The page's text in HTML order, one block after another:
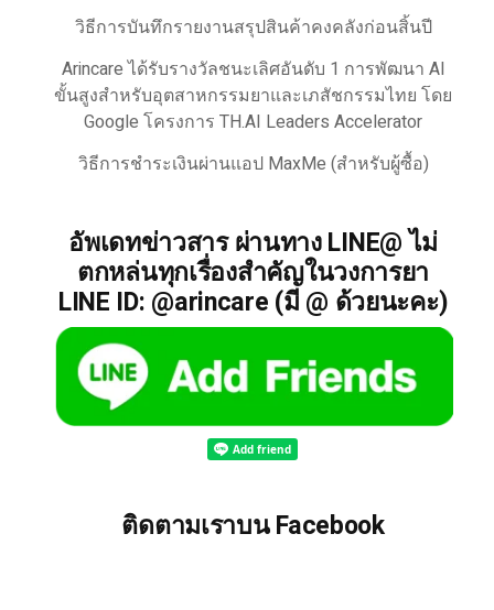
วิธีการบันทึกรายงานสรุปสินค้าคงคลังก่อนสิ้นปี
Arincare ได้รับรางวัลชนะเลิศอันดับ 1 การพัฒนา AI
ขั้นสูงสำหรับอุตสาหกรรมยาและเภสัชกรรมไทย โดย
Google โครงการ TH.AI Leaders Accelerator
วิธีการชำระเงินผ่านแอป MaxMe (สำหรับผู้ซื้อ)
อัพเดทข่าวสาร ผ่านทาง LINE@ ไม่
ตกหล่นทุกเรื่องสำคัญในวงการยา
LINE ID: @arincare (มี @ ด้วยนะคะ)
ติดตามเราบน Facebook